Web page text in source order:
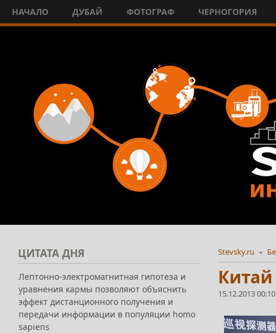
НАЧАЛО ДУБАЙ ФОТОГРАФ ЧЕРНОГОРИЯ
Stevsky.ru
15.12.2013 00:10
ЦИТАТА ДНЯ
Лептонно-электромагнитная гипотеза и
уравнения кармы позволяют объяснить
эффект дистанционного получения и
передачи информации в популяции homo
sapiens